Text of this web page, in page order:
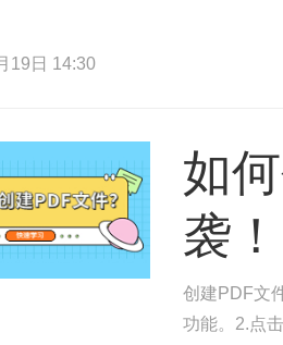
19日 14:30
如
袭！
创建PDF文
功能。2.点